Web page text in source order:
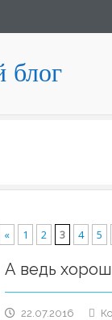
блог
« 1 2 3 4 5
А ведь
22.07.2016